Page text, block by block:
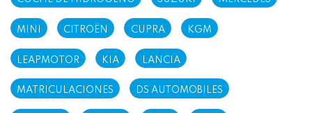
MINI CITROËN CUPRA KGM
LEAPMOTOR KIA LANCIA
MATRICULACIONES DS AUTOMOBILES